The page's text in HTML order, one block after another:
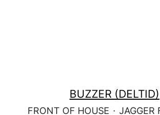
BUZZER (DELTID)
FRONT OF HOUSE · JAGGER